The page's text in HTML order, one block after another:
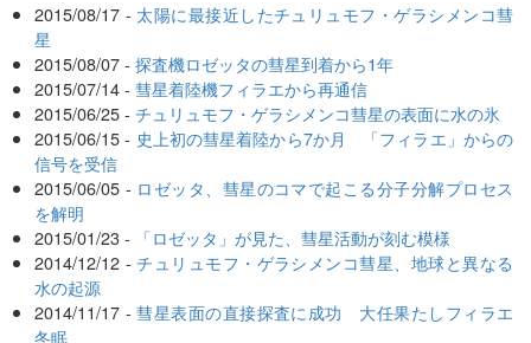
2015/08/17 - 太陽に最接近したチュリュモフ・ゲラシメンコ彗
星
2015/08/07 -探査機ロゼッタの彗星到着から1年
2015/07/14 -彗星着陸機フィラエから再通信
2015/06/25 -チュリュモフ・ゲラシメンコ彗星の表面に水の氷
2015/06/15 - 史上初の彗星着陸から7か月 「フィラエ」からの
信号を受信
2015/06/05 - ロゼッタ、彗星のコマで起こる分子分解プロセス
を解明
2015/01/23 -
「ロゼッタ」が見た、彗星活動が刻む模様
2014/12/12 -チュリュモフ・ゲラシメンコ彗星、地球と異なる
水の起源
2014/11/17 -彗星表面の直接探査に成功 大任果たしフィラエ
冬眠